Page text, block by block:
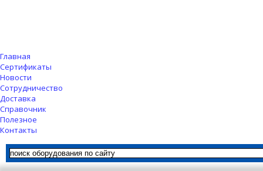
Главная
Сертификаты
Новости
Сотрудничество
Доставка
Справочник
Полезное
Контакты